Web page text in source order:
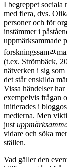
I begreppet sociala
med flera, dvs.
personer och för
instämmer i
uppmärksammade
forskningssamﾭ
(t.ex. Strömbäck,
nätverken i sig
det står enskilda
Vissa händelser
exempelvis frågan
initierades i
medierna. Men
just
vidare och söka
ställen.
Vad gäller den